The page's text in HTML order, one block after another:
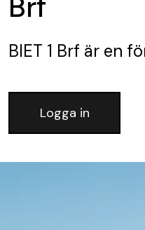
BIET 1 Brf är en
Logga in